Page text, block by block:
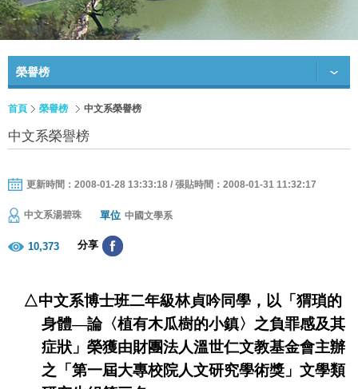
榮譽榜
首頁 榮譽榜 中文系榮譽榜
中文系榮譽榜
更新時間：2008-01-28 13:33:18 / 張貼時間：2008-01-31 11:32:17
中文系湯碧珠 單位 中國文學系
10,373 分享
△中文系博士班二年級林貞吟同學，以「猬瑣的
身體—論〈植有木瓜樹的小鎮〉之負罪感及其
症狀」榮獲由財團法人溫世仁文教基金會主辦
之「第一屆大專校院人文研究學術獎」文學類